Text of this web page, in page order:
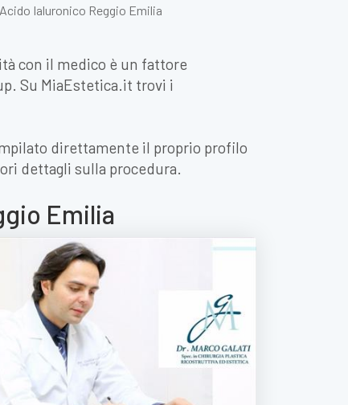
Acido Ialuronico Reggio Emilia
con il medico è un fattore
Su MiaEstetica.it trovi i
direttamente il proprio profilo
dettagli sulla procedura.
Emilia